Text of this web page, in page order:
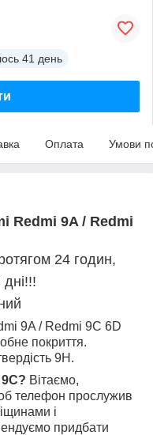
41 день
Оплата Умови
Redmi 9A / Redmi
24 годин,
9A / Redmi 9C 6D
покриття.
9Н.
? Вітаємо,
телефон прослужив
і
придбати